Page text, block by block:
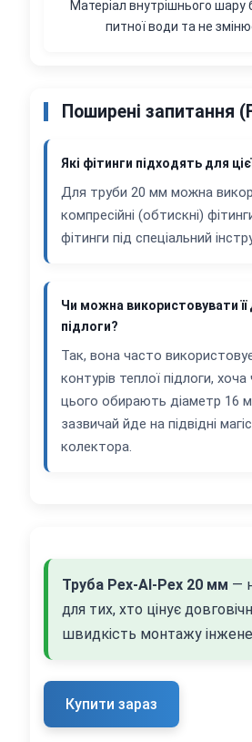
Матеріал внутрішнього шару
питної води та не
Поширені запитання
Які фітинги підходять для
Для труби 20 мм можна
компресійні (обтискні)
фітинги під спеціальний
Чи можна використовувати її
підлоги?
Так, вона часто
контурів теплої підлоги,
цього обирають діаметр 16
зазвичай йде на підвідні
колектора.
Труба Pex-Al-Pex 20 мм —
для тих, хто цінує
швидкість монтажу
Купити зараз